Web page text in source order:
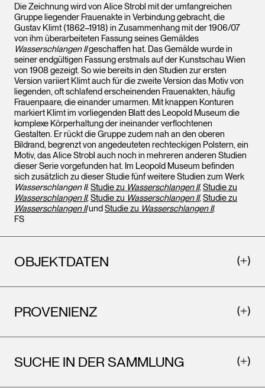
Die Zeichnung wird von Alice Strobl mit der umfangreichen
Gruppe liegender Frauenakte in Verbindung gebracht, die
Gustav Klimt (1862–1918) in Zusammenhang mit der 1906/07
von ihm überarbeiteten Fassung seines Gemäldes
Wasserschlangen IIgeschaffen hat. Das Gemälde wurde in
seiner endgültigen Fassung erstmals auf der Kunstschau Wien
von 1908 gezeigt. So wie bereits in den Studien zur ersten
Version variiert Klimt auch für die zweite Version das Motiv von
liegenden, oft schlafend erscheinenden Frauenakten, häufig
Frauenpaare, die einander umarmen. Mit knappen Konturen
markiert Klimt im vorliegenden Blatt des Leopold Museum die
komplexe Körperhaltung der ineinander verflochtenen
Gestalten. Er rückt die Gruppe zudem nah an den oberen
Bildrand, begrenzt von angedeuteten rechteckigen Polstern, ein
Motiv, das Alice Strobl auch noch in mehreren anderen Studien
dieser Serie vorgefunden hat. Im Leopold Museum befinden
sich zusätzlich zu dieser Studie fünf weitere Studien zum Werk
Wasserschlangen II:Studie zu Wasserschlangen II,Studie zu
Wasserschlangen II,Studie zu Wasserschlangen II,Studie zu
Wasserschlangen IIundStudie zu Wasserschlangen II.
FS
OBJEKTDATEN
PROVENIENZ
SUCHE IN DER SAMMLUNG